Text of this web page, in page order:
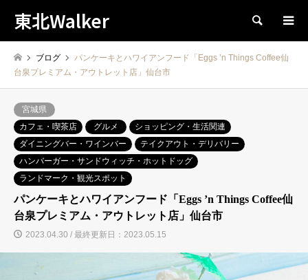
東北Walker 検索
ブログ
パンケーキとハワイアンフード「Eggs ’n Things Coffee仙
台泉プレミアム・アウトレット店」仙台市
宮城県
カフェ・喫茶店
グルメ
ショッピング・生活関連
ダイニングバー・ワインバー
テイクアウト・デリバリー
ハンバーガー・サンドウィッチ・ホットドッグ
ランドマーク・観光スポット
パンケーキとハワイアンフード「Eggs ’n Things Coffee仙
台泉プレミアム・アウトレット店」仙台市
2023.04.30 / 最終更新日：2023.05.15